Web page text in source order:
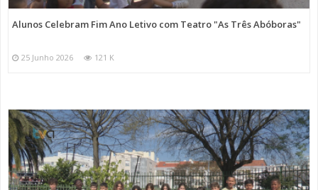
Alunos Celebram Fim Ano Letivo com Teatro "As Três Abóboras"
25 Junho 2026 121 K